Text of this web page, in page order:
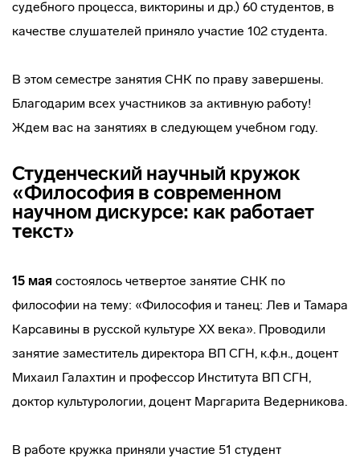
судебного процесса, викторины и др.) 60 студентов, в
качестве слушателей приняло участие 102 студента.
В этом семестре занятия СНК по праву завершены.
Благодарим всех участников за активную работу!
Ждем вас на занятиях в следующем учебном году.
Студенческий научный кружок
«Философия в современном
научном дискурсе: как работает
текст»
15 мая состоялось четвертое занятие СНК по
философии на тему: «Философия и танец: Лев и Тамара
Карсавины в русской культуре ХХ века». Проводили
занятие заместитель директора ВП СГН, к.ф.н., доцент
Михаил Галахтин и профессор Института ВП СГН,
доктор культурологии, доцент Маргарита Ведерникова.
В работе кружка приняли участие 51 студент